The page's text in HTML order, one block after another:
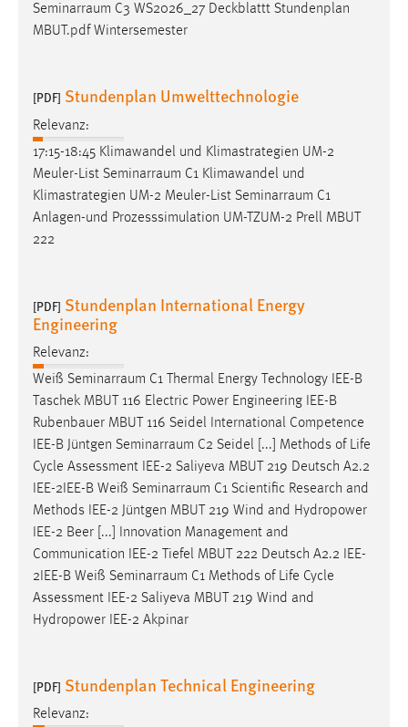
Seminarraum C3 WS2026_27 Deckblattt Stundenplan
MBUT.pdf Wintersemester
[PDF] Stundenplan Umwelttechnologie
Relevanz:
17:15-18:45 Klimawandel und Klimastrategien UM-2
Meuler-List Seminarraum C1 Klimawandel und
Klimastrategien UM-2 Meuler-List Seminarraum C1
Anlagen-und Prozesssimulation UM-TZUM-2 Prell MBUT
222
[PDF] Stundenplan International Energy
Engineering
Relevanz:
Weiß Seminarraum C1 Thermal Energy Technology IEE-B
Taschek MBUT 116 Electric Power Engineering IEE-B
Rubenbauer MBUT 116 Seidel International Competence
IEE-B Jüntgen Seminarraum C2 Seidel [...] Methods of Life
Cycle Assessment IEE-2 Saliyeva MBUT 219 Deutsch A2.2
IEE-2IEE-B Weiß Seminarraum C1 Scientific Research and
Methods IEE-2 Jüntgen MBUT 219 Wind and Hydropower
IEE-2 Beer [...] Innovation Management and
Communication IEE-2 Tiefel MBUT 222 Deutsch A2.2 IEE-
2IEE-B Weiß Seminarraum C1 Methods of Life Cycle
Assessment IEE-2 Saliyeva MBUT 219 Wind and
Hydropower IEE-2 Akpinar
[PDF] Stundenplan Technical Engineering
Relevanz:
EXTERNE MEDIEN
Um Inhalte von Videoplattformen und Social Media
YouTube
Vimeo